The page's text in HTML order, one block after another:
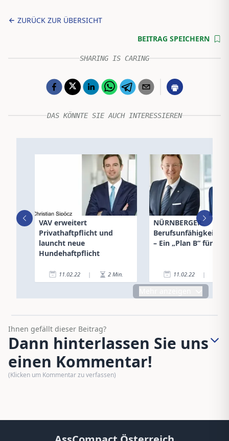
ZURÜCK ZUR ÜBERSICHT
BEITRAG SPEICHERN
SHARING IS CARING
DAS KÖNNTE SIE AUCH INTERESSIEREN
VAV erweitert
Privathaftpflicht und
launcht neue
Hundehaftpflicht
11.02.22 | 2 Min.
NÜRNBERGER:
– Ein „Plan B“ für
11.02.22 |
Ihnen gefällt dieser Beitrag?
Dann hinterlassen Sie uns
einen Kommentar!
(Klicken um Kommentar zu verfassen)